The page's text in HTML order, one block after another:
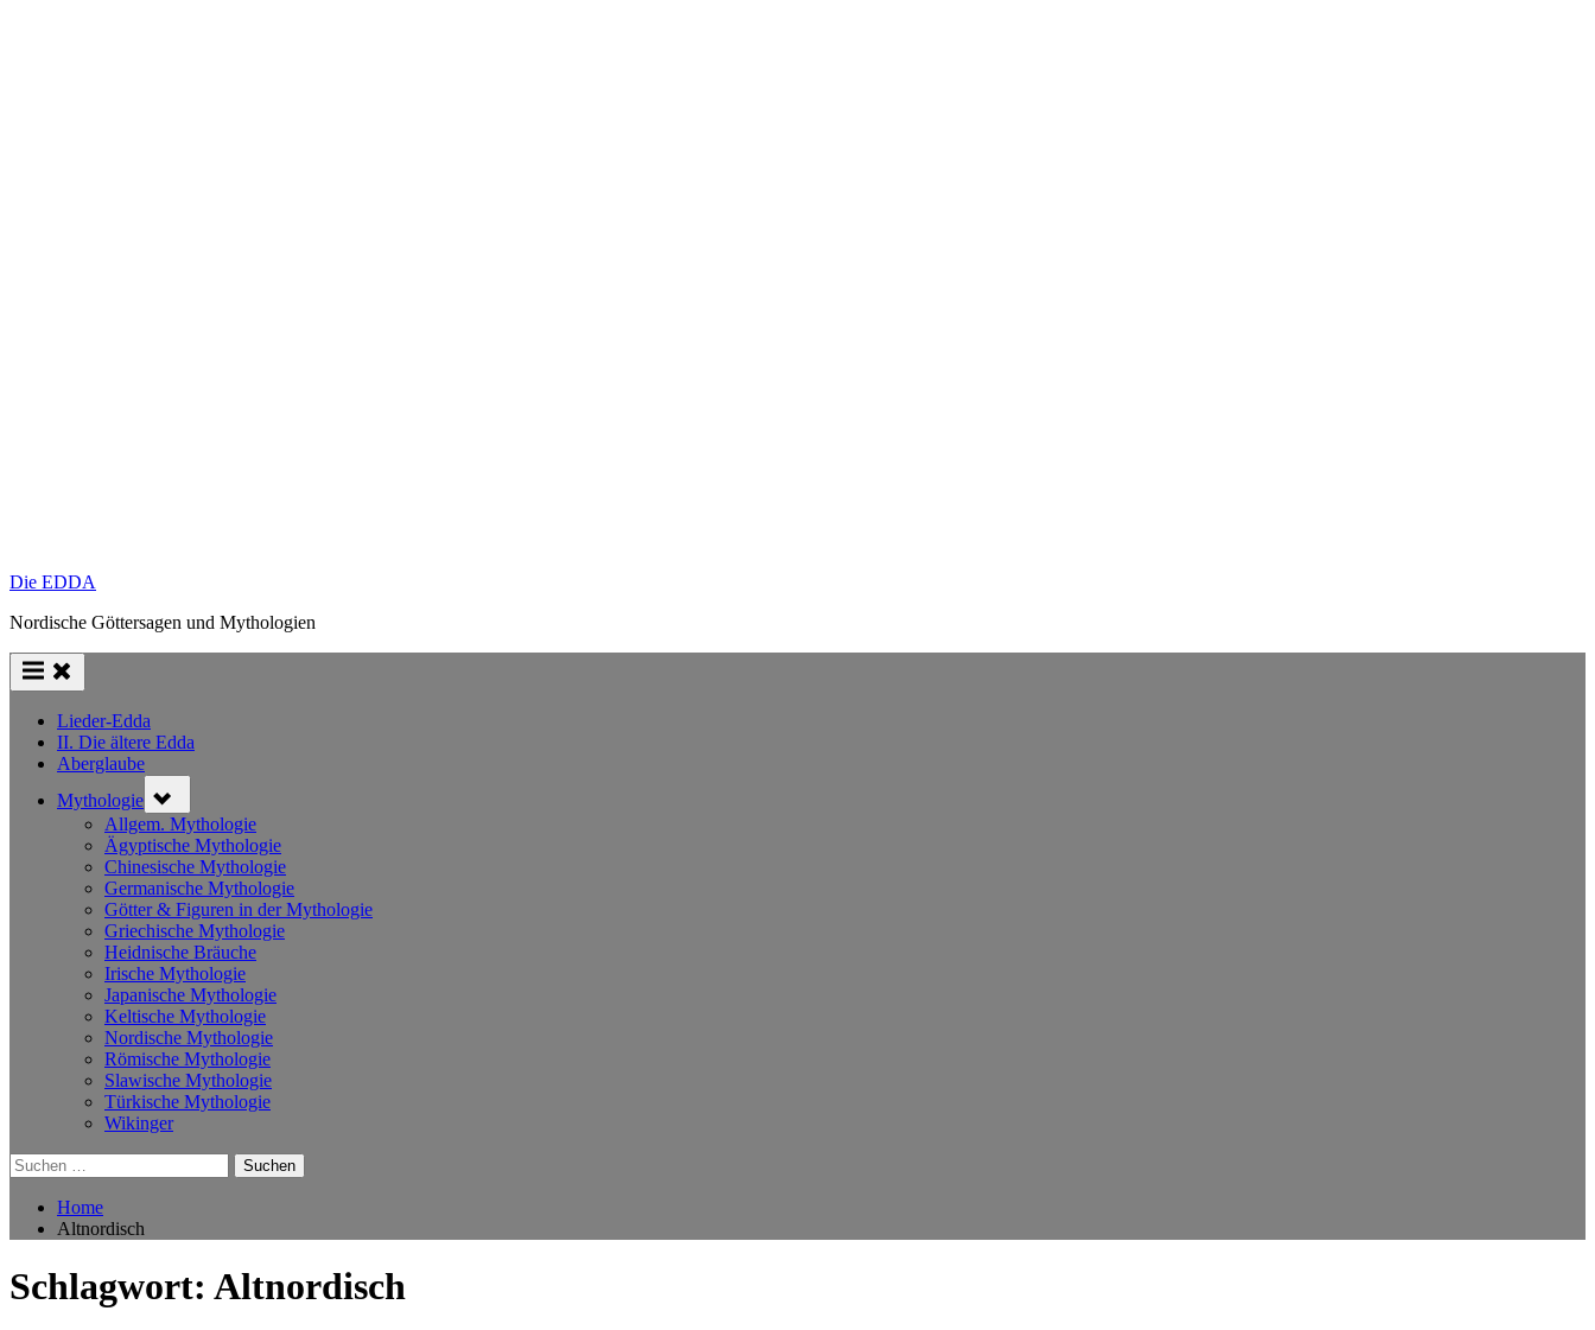
Die EDDA
Nordische Göttersagen und Mythologien
Lieder-Edda
II. Die ältere Edda
Aberglaube
Mythologie sub-
menu
Allgem. Mythologie
Ägyptische Mythologie
Chinesische Mythologie
Germanische Mythologie
Götter & Figuren in der Mythologie
Griechische Mythologie
Heidnische Bräuche
Irische Mythologie
Japanische Mythologie
Keltische Mythologie
Nordische Mythologie
Römische Mythologie
Slawische Mythologie
Türkische Mythologie
Wikinger
Suchen
nach:
Home
Altnordisch
Schlagwort: Altnordisch